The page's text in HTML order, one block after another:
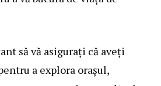
să vă asigurați că aveți
a explora orașul,